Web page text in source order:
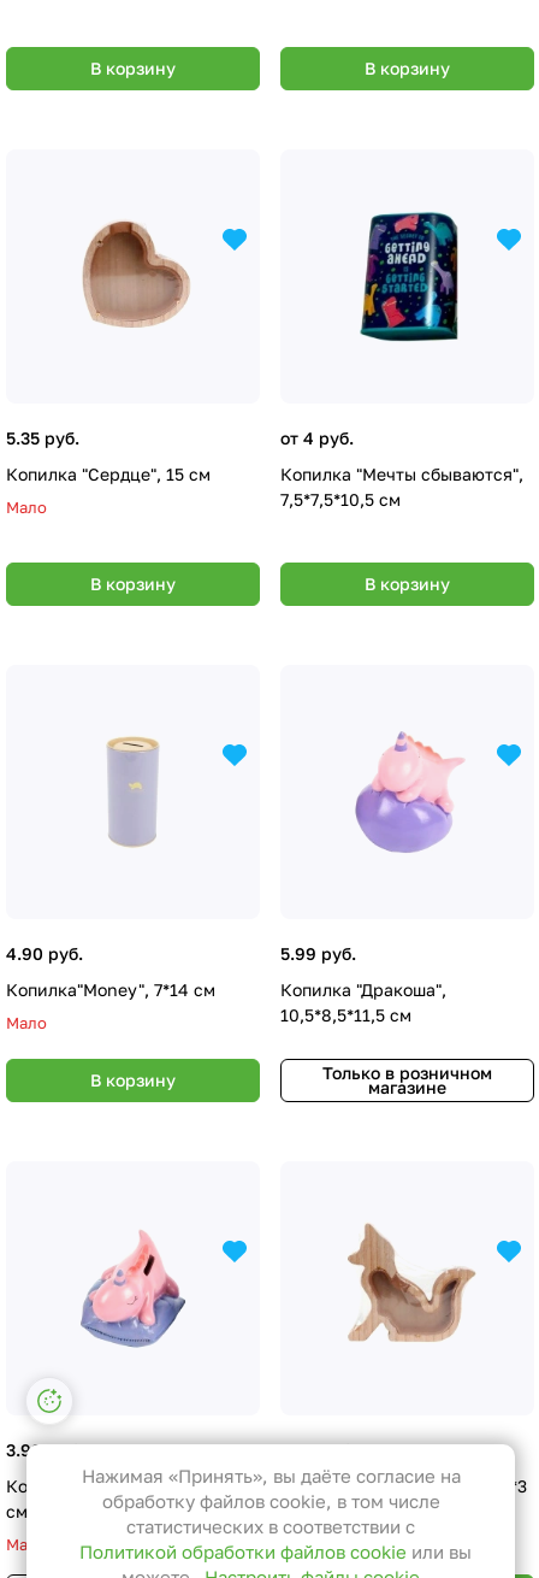
В корзину В корзину
5.35 руб.
Копилка "Сердце", 15 см
Мало
В корзину
от 4 руб.
Копилка "Мечты сбываются",
7,5*7,5*10,5 см
В корзину
4.90 руб.
Копилка"Money", 7*14 см
Мало
В корзину
5.99 руб.
Копилка "Дракоша",
10,5*8,5*11,5 см
Только в розничном
магазине
3.99 руб.
Копилка "Дракоша", 10*8,5*8
см
Мало
5.35 руб.
Копилка "Лисичка", 18,5*20*3
см
Мало
Настройки файлов cookie
Функциональные
Эти файлы необходимы для
функционирования сайта и не
могут быть отключены в наших
системах. Вы можете настроить
Нажимая «Принять», вы даёте согласие на
обработку файлов cookie, в том числе
статистических в соответствии с
Политикой обработки файлов cookie или вы